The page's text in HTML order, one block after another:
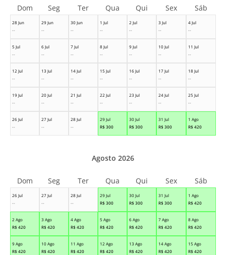
28 Jun
--
29 Jun
--
30 Jun
--
1 Jul
--
2 Jul
--
3 Jul
--
4 Jul
--
5 Jul
--
6 Jul
--
7 Jul
--
8 Jul
--
9 Jul
--
10 Jul
--
11 Jul
--
12 Jul
--
13 Jul
--
14 Jul
--
15 Jul
--
16 Jul
--
17 Jul
--
18 Jul
--
19 Jul
--
20 Jul
--
21 Jul
--
22 Jul
--
23 Jul
--
24 Jul
--
25 Jul
--
26 Jul
--
27 Jul
--
28 Jul
--
29 Jul
R$ 300
30 Jul
R$ 300
31 Jul
R$ 300
1 Ago
R$ 420
Dom Seg Ter Qua Qui Sex Sáb
26 Jul
--
27 Jul
--
28 Jul
--
29 Jul
R$ 300
30 Jul
R$ 300
31 Jul
R$ 300
1 Ago
R$ 420
2 Ago
R$ 420
3 Ago
R$ 420
4 Ago
R$ 420
5 Ago
R$ 420
6 Ago
R$ 420
7 Ago
R$ 420
8 Ago
R$ 420
9 Ago
R$ 420
10 Ago
R$ 420
11 Ago
R$ 420
12 Ago
R$ 420
13 Ago
R$ 420
14 Ago
R$ 420
15 Ago
R$ 420
Agosto 2026
Dom Seg Ter Qua Qui Sex Sáb